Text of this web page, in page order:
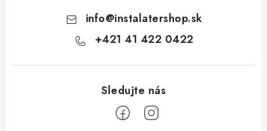
u
info@instalatershop.sk
+421 41 422 0422